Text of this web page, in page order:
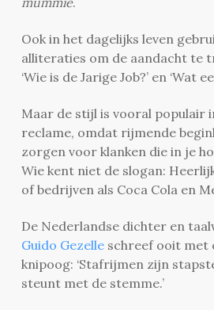
Ook in het dagelijks leven
alliteraties om de aandacht te
‘Wie is de Jarige Job?’ en ‘Wat
Maar de stijl is vooral populair
reclame, omdat rijmende
zorgen voor klanken die in je
Wie kent niet de slogan:
of bedrijven als Coca Cola en
De Nederlandse dichter en
Guido Gezelleschreef ooit met
knipoog: ‘Stafrijmen zijn
steunt met de stemme.’